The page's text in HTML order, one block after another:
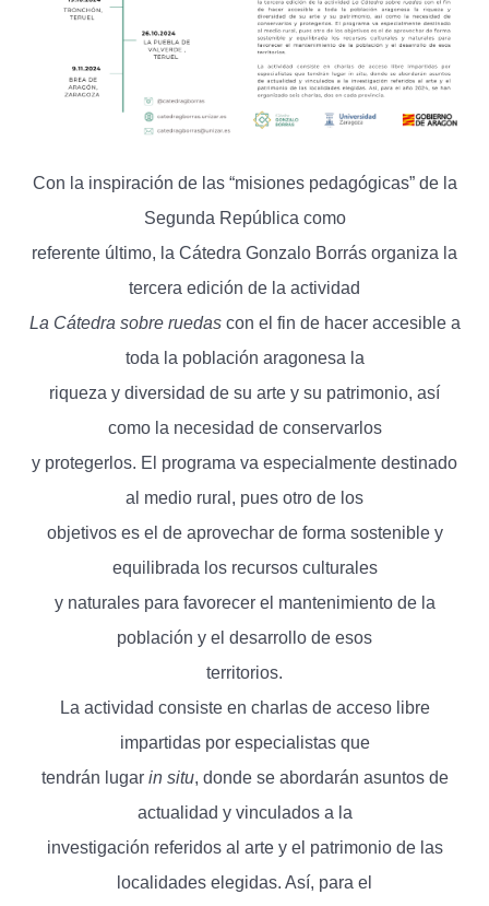
Con la inspiración de las “misiones pedagógicas” de la
Segunda República como
referente último, la Cátedra Gonzalo Borrás organiza la
tercera edición de la actividad
La Cátedra sobre ruedascon el fin de hacer accesible a
toda la población aragonesa la
riqueza y diversidad de su arte y su patrimonio, así
como la necesidad de conservarlos
y protegerlos. El programa va especialmente destinado
al medio rural, pues otro de los
objetivos es el de aprovechar de forma sostenible y
equilibrada los recursos culturales
y naturales para favorecer el mantenimiento de la
población y el desarrollo de esos
territorios.
La actividad consiste en charlas de acceso libre
impartidas por especialistas que
tendrán lugar in situ, donde se abordarán asuntos de
actualidad y vinculados a la
investigación referidos al arte y el patrimonio de las
localidades elegidas. Así, para el